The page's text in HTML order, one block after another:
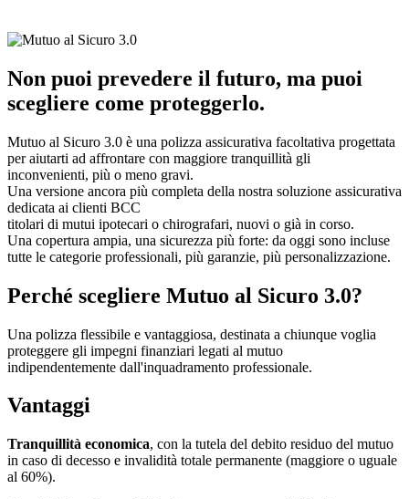
Non puoi prevedere il futuro, ma puoi
scegliere come proteggerlo.
Mutuo al Sicuro 3.0 è una polizza assicurativa facoltativa progettata
per aiutarti ad affrontare con maggiore tranquillità gli
inconvenienti, più o meno gravi.
Una versione ancora più completa della nostra soluzione assicurativa
dedicata ai clienti BCC
titolari di mutui ipotecari o chirografari, nuovi o già in corso.
Una copertura ampia, una sicurezza più forte: da oggi sono incluse
tutte le categorie professionali, più garanzie, più personalizzazione.
Perché scegliere Mutuo al Sicuro 3.0?
Una polizza flessibile e vantaggiosa, destinata a chiunque voglia
proteggere gli impegni finanziari legati al mutuo
indipendentemente dall'inquadramento professionale.
Vantaggi
Tranquillità economica, con la tutela del debito residuo del mutuo
in caso di decesso e invalidità totale permanente (maggiore o uguale
al 60%).